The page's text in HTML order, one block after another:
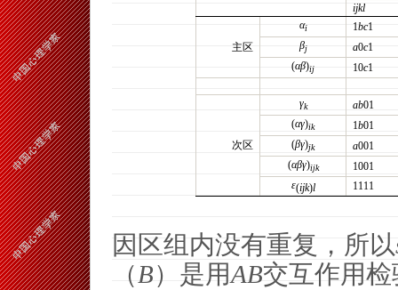
ijkl
主区
αi 1bc1
βj a0c1
(αβ)ij 10c1
次区
γk ab01
(αγ)ik 1b01
(βγ)jk a001
(αβγ)ijk
1001
ε(ijk)l 1111
因区组内没有重复，所以
（B）是用AB交互作用